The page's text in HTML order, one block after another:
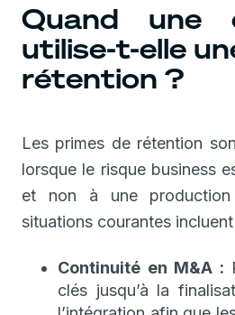
Quand une
utilise-t-elle
rétention ?
Les primes de rétention
lorsque le risque business
et non à une production
situations courantes incluent
Continuité en M&A :
clés jusqu’à la